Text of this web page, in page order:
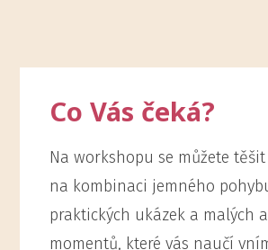
Co Vás čeká?
Na workshopu se můžete těšit
na kombinaci jemného
praktických ukázek a malých
momentů, které vás naučí